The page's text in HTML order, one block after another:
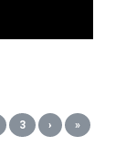
3 › »